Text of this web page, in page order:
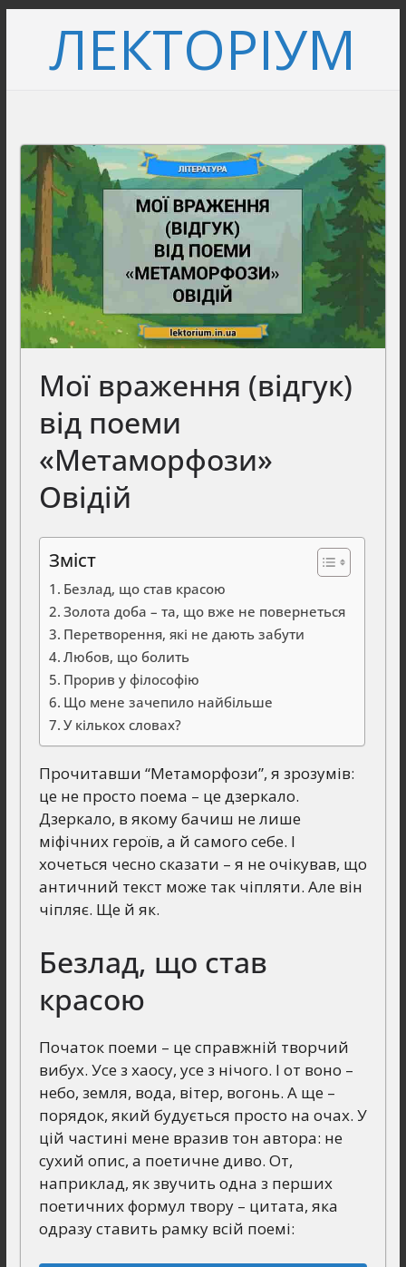
вмістуЛЕКТОРІУМ
Мої враження (відгук)
від поеми
«Метаморфози»
Овідій
Зміст
Безлад, що став красою
Золота доба – та, що вже не повернеться
Перетворення, які не дають забути
Любов, що болить
Прорив у філософію
Що мене зачепило найбільше
У кількох словах?
Прочитавши “Метаморфози”, я зрозумів:
це не просто поема – це дзеркало.
Дзеркало, в якому бачиш не лише
міфічних героїв, а й самого себе. І
хочеться чесно сказати – я не очікував, що
античний текст може так чіпляти. Але він
чіпляє. Ще й як.
Безлад, що став
красою
Початок поеми – це справжній творчий
вибух. Усе з хаосу, усе з нічого. І от воно –
небо, земля, вода, вітер, вогонь. А ще –
порядок, який будується просто на очах. У
цій частині мене вразив тон автора: не
сухий опис, а поетичне диво. От,
наприклад, як звучить одна з перших
поетичних формул твору – цитата, яка
одразу ставить рамку всій поемі: